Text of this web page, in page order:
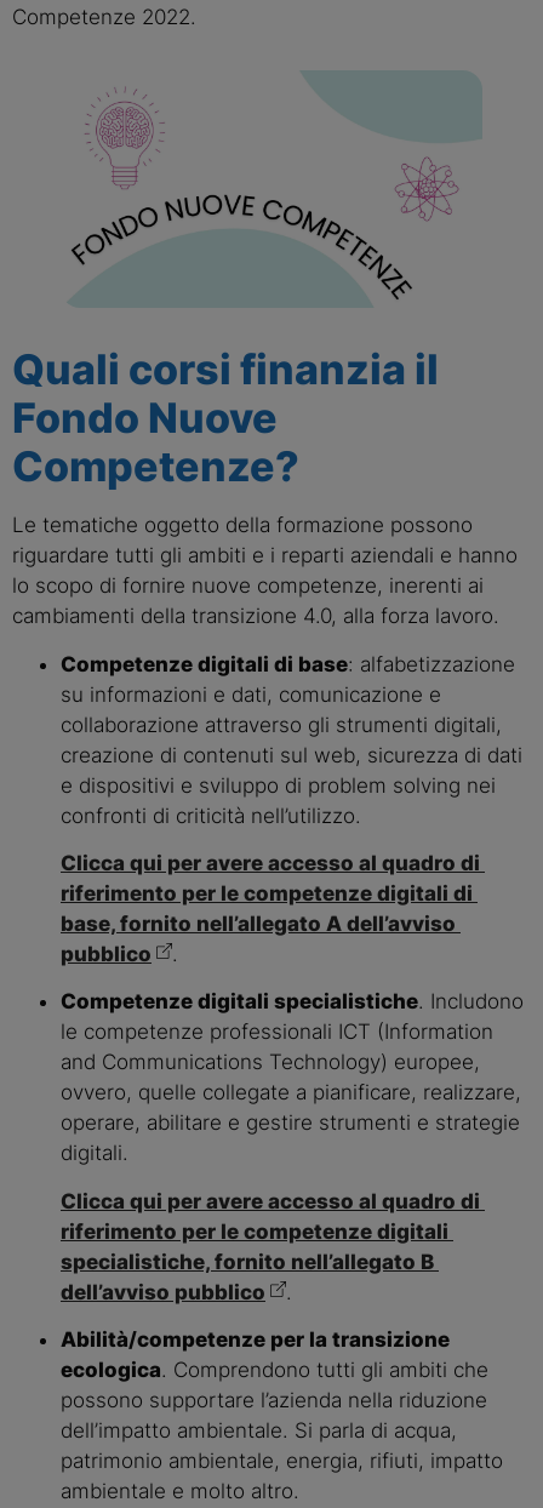
Competenze 2022.
Quali corsi finanzia il
Fondo Nuove
Competenze?
Le tematiche oggetto della formazione possono
riguardare tutti gli ambiti e i reparti aziendali e hanno
lo scopo di fornire nuove competenze, inerenti ai
cambiamenti della transizione 4.0, alla forza lavoro.
Competenze digitali di base: alfabetizzazione
su informazioni e dati, comunicazione e
collaborazione attraverso gli strumenti digitali,
creazione di contenuti sul web, sicurezza di dati
e dispositivi e sviluppo di problem solving nei
confronti di criticità nell’utilizzo.
Clicca qui per avere accesso al quadro di
riferimento per le competenze digitali di
base, fornito nell’allegato A dell’avviso
pubblico
.
Competenze digitali specialistiche. Includono
le competenze professionali ICT (Information
and Communications Technology) europee,
ovvero, quelle collegate a pianificare, realizzare,
operare, abilitare e gestire strumenti e strategie
digitali.
Clicca qui per avere accesso al quadro di
riferimento per le competenze digitali
specialistiche, fornito nell’allegato B
dell’avviso pubblico
.
Abilità/competenze per la transizione
ecologica. Comprendono tutti gli ambiti che
possono supportare l’azienda nella riduzione
dell’impatto ambientale. Si parla di acqua,
patrimonio ambientale, energia, rifiuti, impatto
ambientale e molto altro.